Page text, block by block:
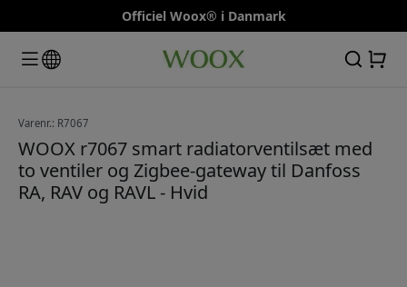
Officiel Woox® i Danmark
Varenr.: R7067
WOOX r7067 smart radiatorventilsæt med
to ventiler og Zigbee-gateway til Danfoss
RA, RAV og RAVL - Hvid